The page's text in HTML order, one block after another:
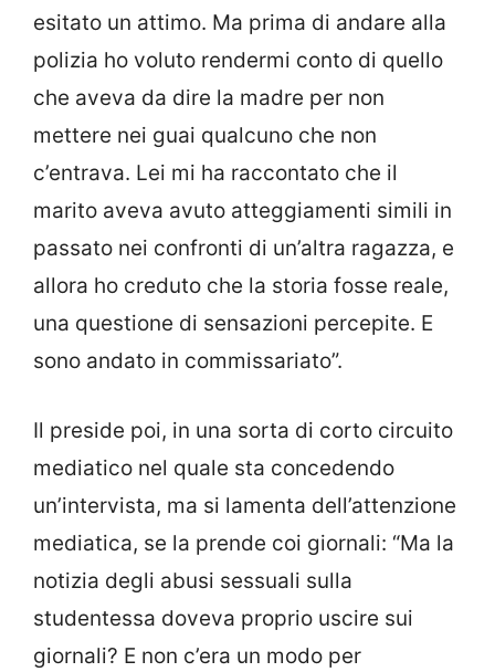
esitato un attimo. Ma prima di andare alla
polizia ho voluto rendermi conto di quello
che aveva da dire la madre per non
mettere nei guai qualcuno che non
c’entrava. Lei mi ha raccontato che il
marito aveva avuto atteggiamenti simili in
passato nei confronti di un’altra ragazza, e
allora ho creduto che la storia fosse reale,
una questione di sensazioni percepite. E
sono andato in commissariato”.
Il preside poi, in una sorta di corto circuito
mediatico nel quale sta concedendo
un’intervista, ma si lamenta dell’attenzione
mediatica, se la prende coi giornali: “Ma la
notizia degli abusi sessuali sulla
studentessa doveva proprio uscire sui
giornali? E non c’era un modo per